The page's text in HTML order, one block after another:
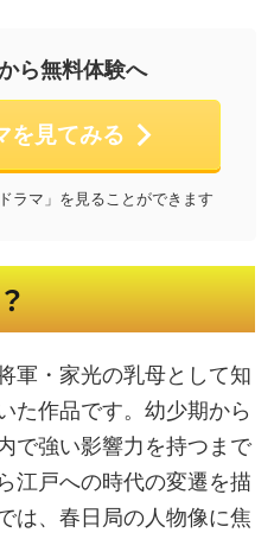
ら無料体験へ
を見てみる
ラマ」を見ることができます
軍・家光の乳母として知
た作品です。幼少期から
で強い影響力を持つまで
江戸への時代の変遷を描
は、春日局の人物像に焦